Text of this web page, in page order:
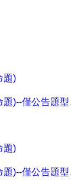
題)
題)--僅公告題
題)
題)--僅公告題